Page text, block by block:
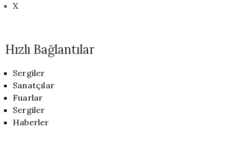
X
Hızlı Bağlantılar
Sergiler
Sanatçılar
Fuarlar
Sergiler
Haberler